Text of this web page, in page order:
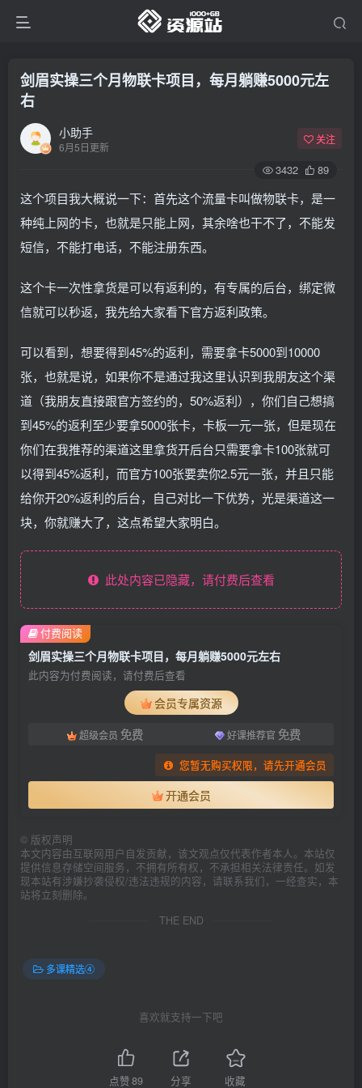
剑眉实操三个月物联卡项目，每月躺赚5000元左
右
小助手
6月5日更新
关注
3432 89
这个项目我大概说一下：首先这个流量卡叫做物联卡，是一
种纯上网的卡，也就是只能上网，其余啥也干不了，不能发
短信，不能打电话，不能注册东西。
这个卡一次性拿货是可以有返利的，有专属的后台，绑定微
信就可以秒返，我先给大家看下官方返利政策。
可以看到，想要得到45%的返利，需要拿卡5000到10000
张，也就是说，如果你不是通过我这里认识到我朋友这个渠
道（我朋友直接跟官方签约的，50%返利），你们自己想搞
到45%的返利至少要拿5000张卡，卡板一元一张，但是现在
你们在我推荐的渠道这里拿货开后台只需要拿卡100张就可
以得到45%返利，而官方100张要卖你2.5元一张，并且只能
给你开20%返利的后台，自己对比一下优势，光是渠道这一
块，你就赚大了，这点希望大家明白。
此处内容已隐藏，请付费后查看
剑眉实操三个月物联卡项目，每月躺赚5000元左右
此内容为付费阅读，请付费后查看
会员专属资源
超级会员 免费 好课推荐官 免费
您暂无购买权限，请先开通会员
开通会员
付费阅读
© 版权声明
本文内容由互联网用户自发贡献，该文观点仅代表作者本人。本站仅
提供信息存储空间服务，不拥有所有权，不承担相关法律责任。如发
现本站有涉嫌抄袭侵权/违法违规的内容，请联系我们，一经查实，本
站将立刻删除。
THE END
多课精选④
喜欢就支持一下吧
点赞89 分享 收藏